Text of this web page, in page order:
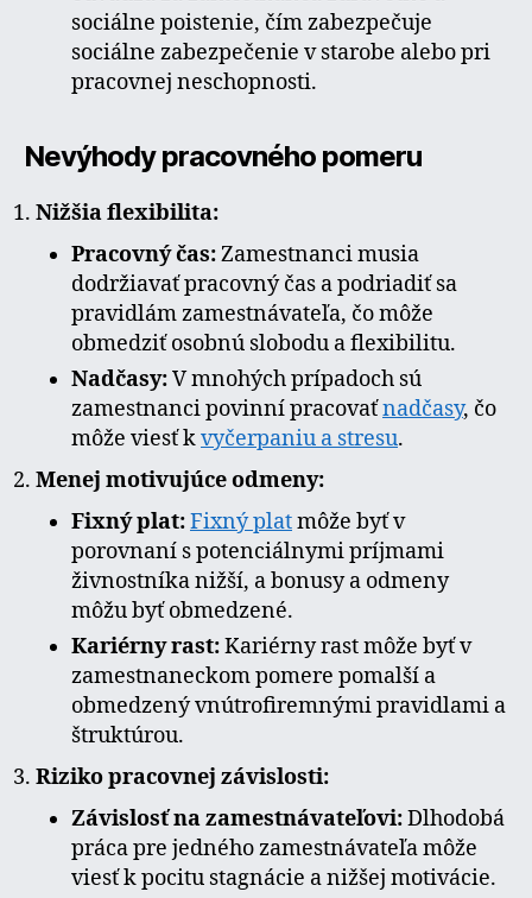
sociálne poistenie, čím zabezpečuje
sociálne zabezpečenie v starobe alebo pri
pracovnej neschopnosti.
Nevýhody pracovného pomeru
Nižšia flexibilita:
Pracovný čas:Zamestnanci musia
dodržiavať pracovný čas a podriadiť sa
pravidlám zamestnávateľa, čo môže
obmedziť osobnú slobodu a flexibilitu.
Nadčasy:V mnohých prípadoch sú
zamestnanci povinní pracovaťnadčasy, čo
môže viesť kvyčerpaniu a stresu.
Menej motivujúce odmeny:
Fixný plat:Fixný platmôže byť v
porovnaní s potenciálnymi príjmami
živnostníka nižší, a bonusy a odmeny
môžu byť obmedzené.
Kariérny rast:Kariérny rast môže byť v
zamestnaneckom pomere pomalší a
obmedzený vnútrofiremnými pravidlami a
štruktúrou.
Riziko pracovnej závislosti:
Závislosť na zamestnávateľovi:Dlhodobá
práca pre jedného zamestnávateľa môže
viesť k pocitu stagnácie a nižšej motivácie.